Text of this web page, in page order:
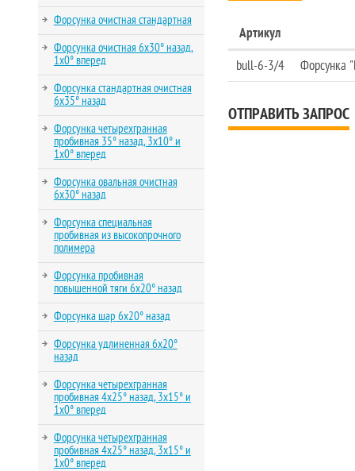
Форсунка очистная стандартная
Форсунка очистная 6х30° назад,
1х0° вперед
Форсунка стандартная очистная
6х35° назад
Форсунка четырехгранная
пробивная 35° назад, 3х10° и
1х0° вперед
Форсунка овальная очистная
6х30° назад
Форсунка специальная
пробивная из высокопрочного
полимера
Форсунка пробивная
повышенной тяги 6х20° назад
Форсунка шар 6х20° назад
Форсунка удлиненная 6х20°
назад
Форсунка четырехгранная
пробивная 4х25° назад, 3х15° и
1х0° вперед
Форсунка четырехгранная
пробивная 4х25° назад, 3х15° и
1х0° вперед
Артикул
bull-6-3/4 Форсунка
ОТПРАВИТЬ ЗАПРОС